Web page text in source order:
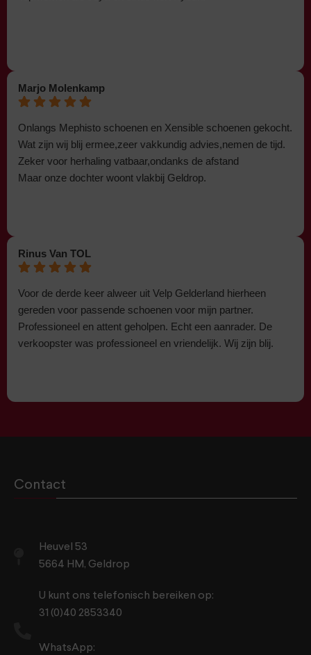
Marjo Molenkamp
Onlangs Mephisto schoenen en Xensible schoenen gekocht.
Wat zijn wij blij ermee,zeer vakkundig advies,nemen de tijd.
Zeker voor herhaling vatbaar,ondanks de afstand
Maar onze dochter woont vlakbij Geldrop.
Rinus Van TOL
Voor de derde keer alweer uit Velp Gelderland hierheen
gereden voor passende schoenen voor mijn partner.
Professioneel en attent geholpen. Echt een aanrader. De
verkoopster was professioneel en vriendelijk. Wij zijn blij.
Contact
Heuvel 53
5664 HM, Geldrop
U kunt ons telefonisch bereiken op:
31 (0)40 2853340
WhatsApp: